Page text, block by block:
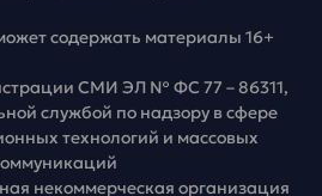
содержать материалы 16+
СМИ ЭЛ № ФС 77 – 86311,
службой по надзору в сфере
технологий и массовых
некоммерческая организация